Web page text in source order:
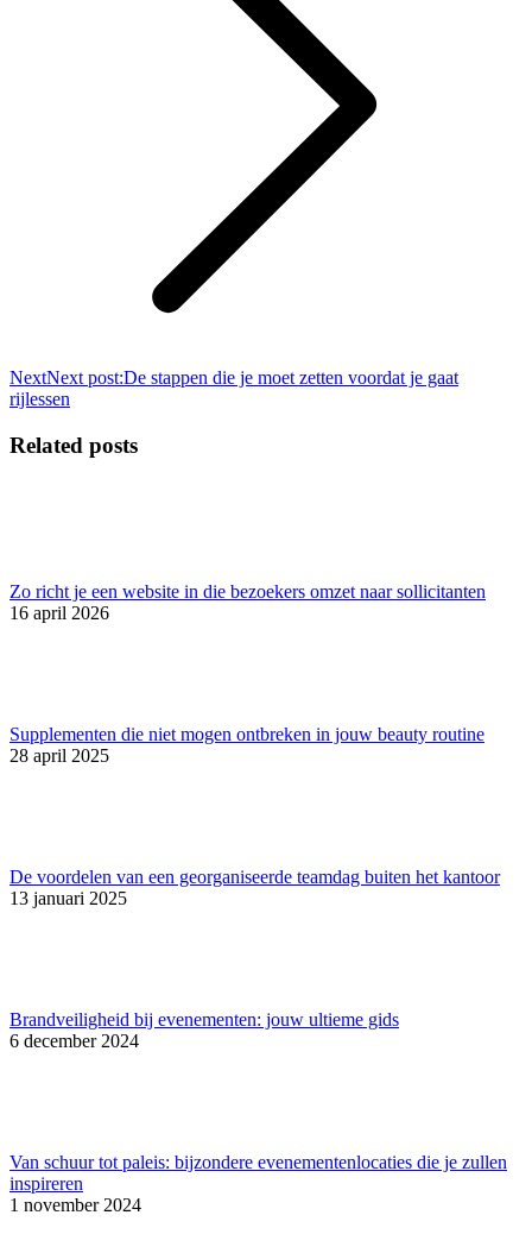
NextNext post:De stappen die je moet zetten voordat je gaat
rijlessen
Related posts
Zo richt je een website in die bezoekers omzet naar sollicitanten
16 april 2026
Supplementen die niet mogen ontbreken in jouw beauty routine
28 april 2025
De voordelen van een georganiseerde teamdag buiten het kantoor
13 januari 2025
Brandveiligheid bij evenementen: jouw ultieme gids
6 december 2024
Van schuur tot paleis: bijzondere evenementenlocaties die je zullen
inspireren
1 november 2024